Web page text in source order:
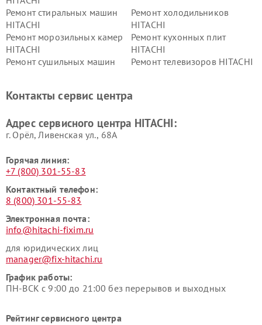
Ремонт стиральных машин
HITACHI
Ремонт холодильников
HITACHI
Ремонт морозильных камер
HITACHI
Ремонт кухонных плит
HITACHI
Ремонт сушильных машин
Ремонт телевизоров HITACHI
данных HITACHI
HITACHI
HITACHI
HITACHI
Контакты сервис центра
Адрес сервисного центра HITACHI:
г. Орёл, Ливенская ул., 68А
Горячая линия:
+7 (800) 301-55-83
Контактный телефон:
8 (800) 301-55-83
Электронная почта:
info@hitachi-fixim.ru
для юридических лиц
manager@fix-hitachi.ru
График работы:
ПН-ВСК с 9:00 до 21:00 без перерывов и выходных
Рейтинг сервисного центра